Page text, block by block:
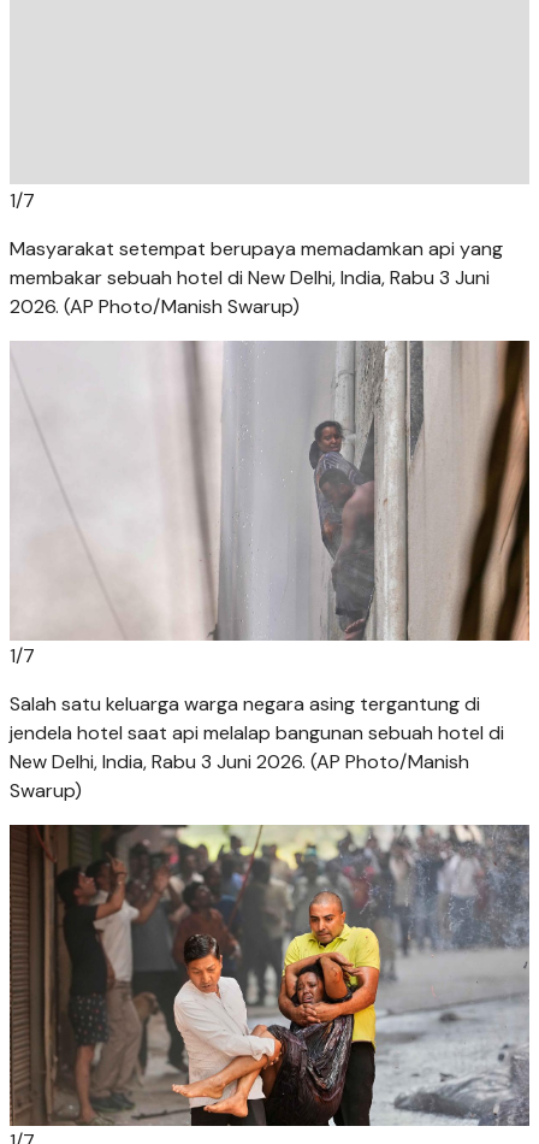
1/7
Masyarakat setempat berupaya memadamkan api yang
membakar sebuah hotel di New Delhi, India, Rabu 3 Juni
2026. (AP Photo/Manish Swarup)
1/7
Salah satu keluarga warga negara asing tergantung di
jendela hotel saat api melalap bangunan sebuah hotel di
New Delhi, India, Rabu 3 Juni 2026. (AP Photo/Manish
Swarup)